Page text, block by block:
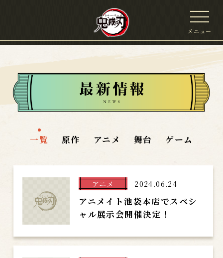
メニュー
一覧 原作 アニメ 舞台 ゲーム
アニメ
アニメイト池袋本店でスペシ
ャル展示会開催決定！
2024.06.24